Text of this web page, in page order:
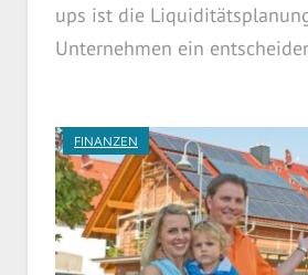
ups ist die
Unternehmen ein
FINANZEN